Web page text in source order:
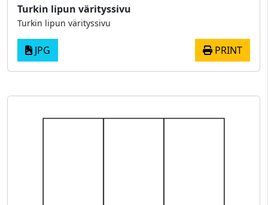
Turkin lipun värityssivu
Turkin lipun värityssivu
JPG PRINT